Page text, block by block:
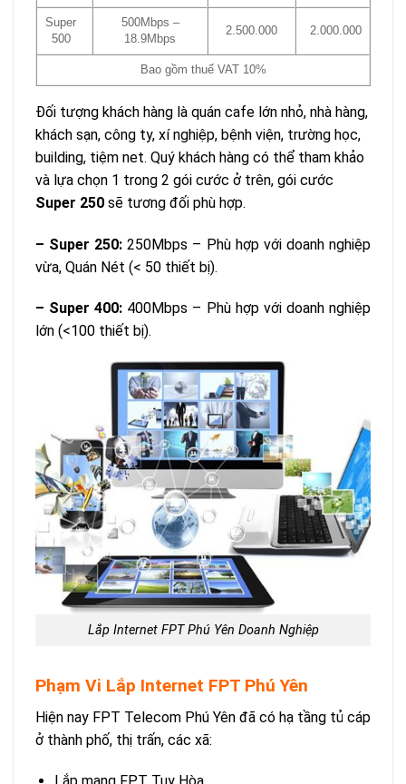
Super
500
500Mbps –
18.9Mbps
2.500.000 2.000.000
Bao gồm thuế VAT 10%
Đối tượng khách hàng là quán cafe lớn nhỏ, nhà hàng,
khách sạn, công ty, xí nghiệp, bệnh viện, trường học,
building, tiệm net. Quý khách hàng có thể tham khảo
và lựa chọn 1 trong 2 gói cước ở trên, gói cước
Super 250 sẽ tương đối phù hợp.
– Super 250: 250Mbps – Phù hợp với doanh nghiệp
vừa, Quán Nét (< 50 thiết bị).
– Super 400: 400Mbps – Phù hợp với doanh nghiệp
lớn (<100 thiết bị).
Lắp Internet FPT Phú Yên Doanh Nghiệp
Phạm Vi Lắp Internet FPT Phú Yên
Hiện nay FPT Telecom Phú Yên đã có hạ tầng tủ cáp
ở thành phố, thị trấn, các xã: